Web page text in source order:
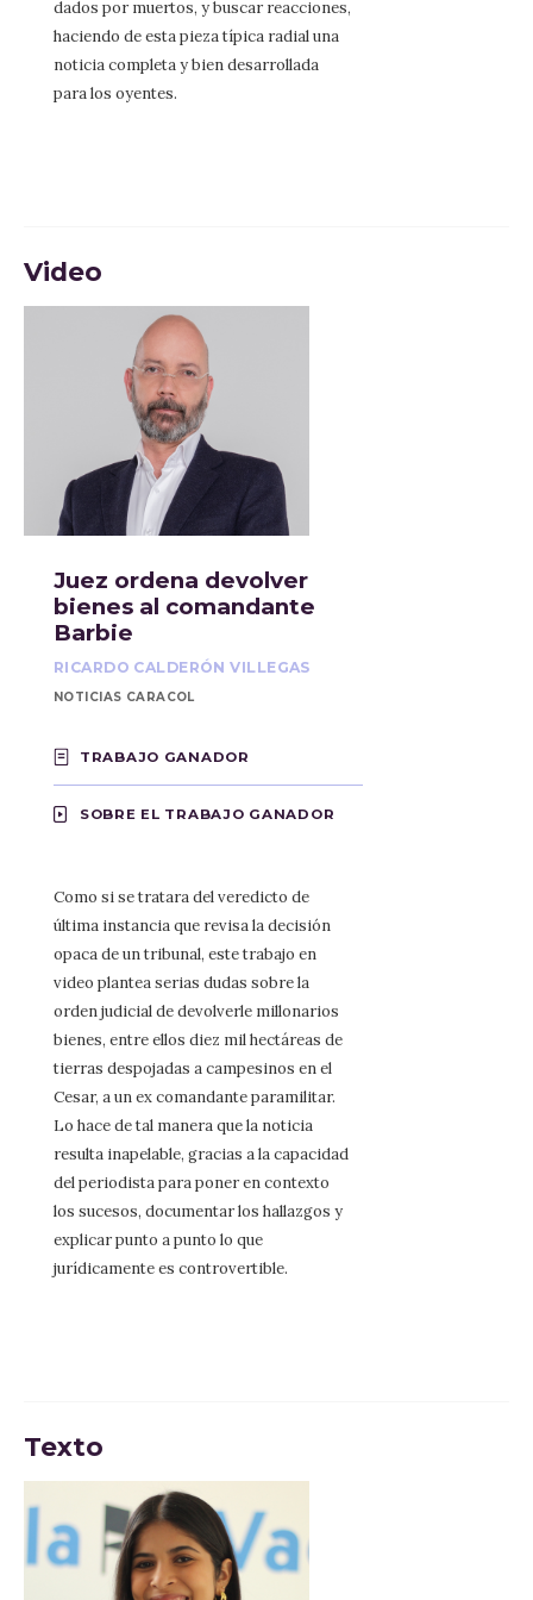
dados por muertos, y buscar reacciones,
haciendo de esta pieza típica radial una
noticia completa y bien desarrollada
para los oyentes.
Video
Juez ordena devolver
bienes al comandante
Barbie
RICARDO CALDERÓN VILLEGAS
NOTICIAS CARACOL
TRABAJO GANADOR
SOBRE EL TRABAJO GANADOR
Como si se tratara del veredicto de
última instancia que revisa la decisión
opaca de un tribunal, este trabajo en
video plantea serias dudas sobre la
orden judicial de devolverle millonarios
bienes, entre ellos diez mil hectáreas de
tierras despojadas a campesinos en el
Cesar, a un ex comandante paramilitar.
Lo hace de tal manera que la noticia
resulta inapelable, gracias a la capacidad
del periodista para poner en contexto
los sucesos, documentar los hallazgos y
explicar punto a punto lo que
jurídicamente es controvertible.
Texto